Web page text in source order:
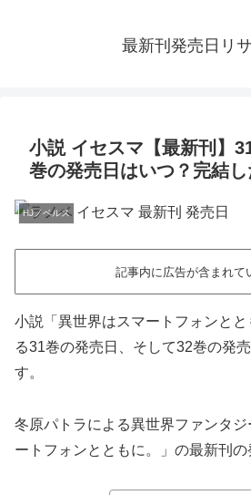
最新刊発売日リ
小説 イセスマ【最新刊】
巻の発売日はいつ？完結し
HJノベルス
記事内に広告が含まれて
小説「異世界はスマートフォンと
る31巻の発売日、そして32巻の発
す。
冬原パトラによる異世界ファンタ
ートフォンとともに。」の最新刊の